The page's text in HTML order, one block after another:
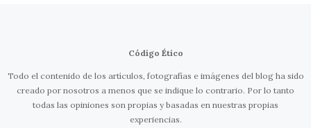
Código Ético
Todo el contenido de los artículos, fotografías e imágenes del blog ha sido
creado por nosotros a menos que se indique lo contrario. Por lo tanto
todas las opiniones son propias y basadas en nuestras propias
experiencias.